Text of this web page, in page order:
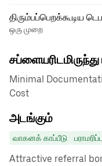
திரும்பப்பெறக்கூடிய
ஒரு முறை
Minimal
Cost
அடங்கும்
வாகனக் காப்பீடு பராமரிப்பு
Attractive referral